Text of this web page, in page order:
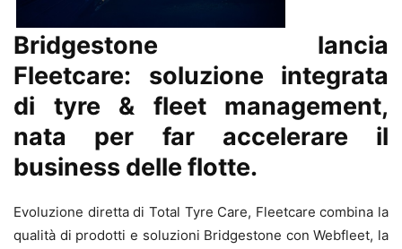
Bridgestone lancia
Fleetcare: soluzione integrata
di tyre & fleet management,
nata per far accelerare il
business delle flotte.
Evoluzione diretta di Total Tyre Care, Fleetcare combina la
qualità di prodotti e soluzioni Bridgestone con Webfleet, la